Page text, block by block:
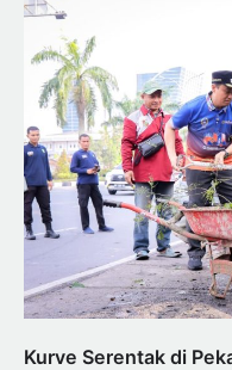
Kurve Serentak di